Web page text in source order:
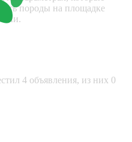
породы на площадке
4 объявления, из них 0